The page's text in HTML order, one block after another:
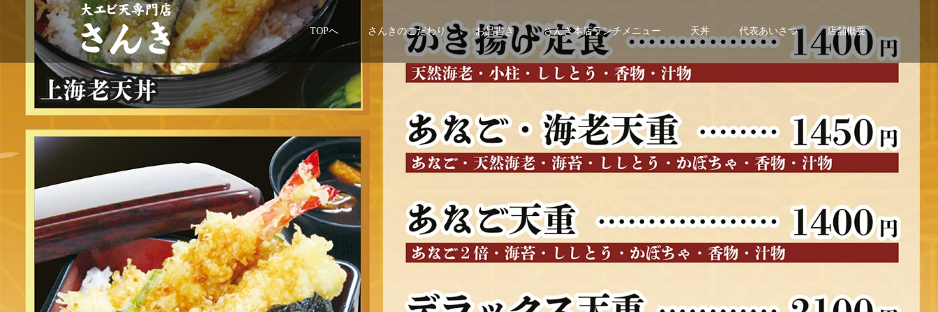
TOPへ さんきのこだわり お品書き さんき本店ランチメニュー 天丼 代表あいさつ 店舗概要